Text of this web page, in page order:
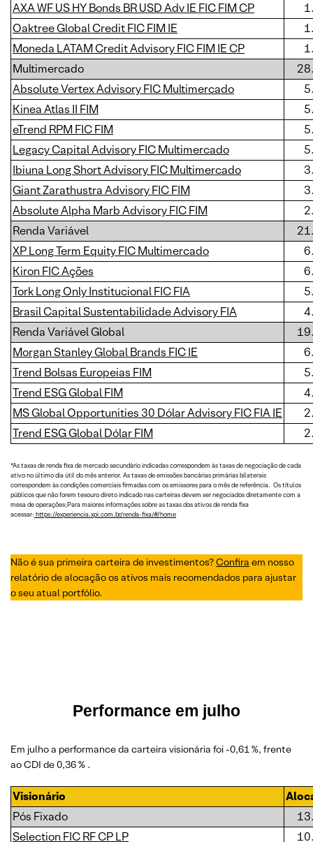
AXA WF US HY Bonds BR USD Adv IE FIC FIM CP
Oaktree Global Credit FIC FIM IE
Moneda LATAM Credit Advisory FIC FIM IE CP
Multimercado
Absolute Vertex Advisory FIC Multimercado
Kinea Atlas II FIM
eTrend RPM FIC FIM
Legacy Capital Advisory FIC Multimercado
Ibiuna Long Short Advisory FIC Multimercado
Giant Zarathustra Advisory FIC FIM
Absolute Alpha Marb Advisory FIC FIM
Renda Variável
XP Long Term Equity FIC Multimercado
Kiron FIC Ações
Tork Long Only Institucional FIC FIA
Brasil Capital Sustentabilidade Advisory FIA
Renda Variável Global
Morgan Stanley Global Brands FIC IE
Trend Bolsas Europeias FIM
Trend ESG Global FIM
MS Global Opportunities 30 Dólar Advisory FIC FIA IE
Trend ESG Global Dólar FIM
*As taxas de renda fixa de mercado secundário indicadas correspondem às taxas de negociação de cada
ativo no último dia útil do mês anterior. As taxas de emissões bancárias primárias bilaterais
correspondem às condições comerciais firmadas com os emissores para o mês de referência. Os títulos
públicos que não forem tesouro direto indicado nas carteiras devem ser negociados diretamente com a
mesa de operações;Para maiores informações sobre as taxas dos ativos de renda fixa
acessar: https://experiencia.xpi.com.br/renda-fixa/#/home
Não é sua primeira carteira de investimentos?Confira em nosso
relatório de alocação os ativos mais recomendados para ajustar
o seu atual portfólio.
Performance em julho
Em julho a performance da carteira visionária foi -0,61 %, frente
ao CDI de 0,36 % .
Visionário
Pós Fixado
Selection FIC RF CP LP